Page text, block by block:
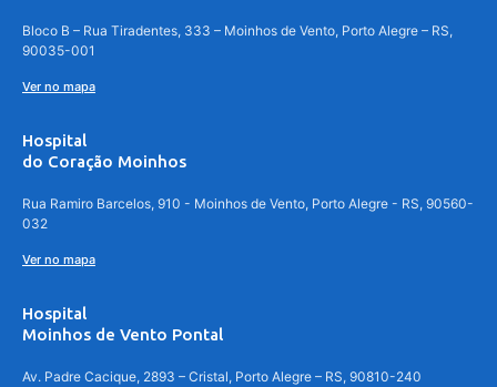
Bloco B – Rua Tiradentes, 333 – Moinhos de Vento, Porto Alegre – RS,
90035-001
Ver no mapa
Hospital
do Coração Moinhos
Rua Ramiro Barcelos, 910 - Moinhos de Vento, Porto Alegre - RS, 90560-
032
Ver no mapa
Hospital
Moinhos de Vento Pontal
Av. Padre Cacique, 2893 – Cristal, Porto Alegre – RS, 90810-240